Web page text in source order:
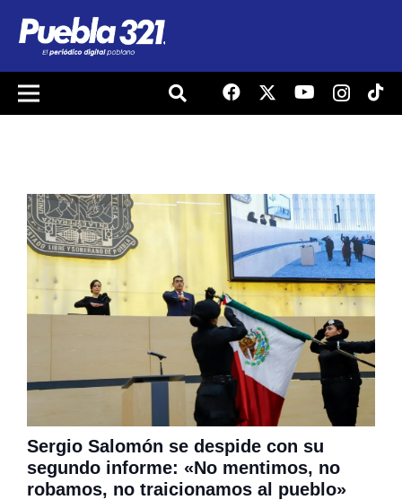
Sergio Salomón se despide con su
segundo informe: «No mentimos, no
robamos, no traicionamos al pueblo»